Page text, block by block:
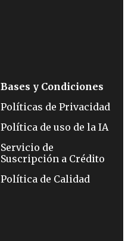
Bases y Condiciones
Políticas de Privacidad
Política de uso de la IA
Servicio de
Suscripción a Crédito
Política de Calidad